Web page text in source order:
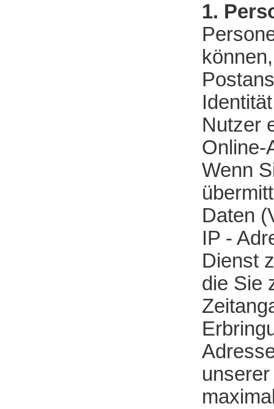
1.
Nutzer
Online-
Wenn
Daten
IP -
Dienst
die Sie